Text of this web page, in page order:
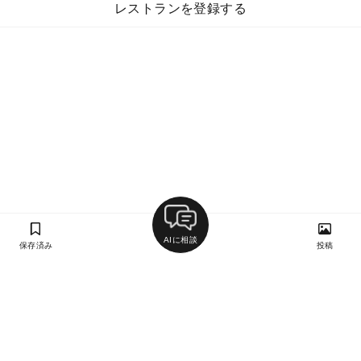
レストランを登録する
保存済み
AIに相談
投稿